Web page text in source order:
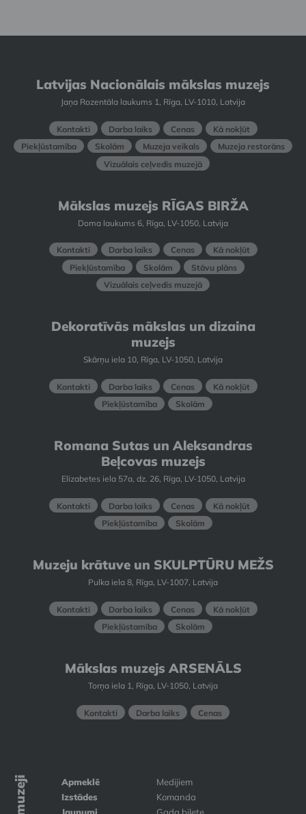
Latvijas Nacionālais mākslas muzejs
Jaņa Rozentāla laukums 1, Rīga, LV-1010, Latvija
Kontakti Darba laiks Cenas
Kā nokļūt
Piekļūstamība
Skolām Muzeja veikals
Muzeja restorāns
Vizuālais ceļvedis muzejā
Mākslas muzejs RĪGAS BIRŽA
Doma laukums 6, Rīga, LV-1050, Latvija
Kontakti Darba laiks Cenas
Kā nokļūt
Piekļūstamība
Skolām
Stāvu plāns
Vizuālais ceļvedis muzejā
Dekoratīvās mākslas un dizaina
muzejs
Skārņu iela 10, Rīga, LV-1050, Latvija
Kontakti Darba laiks Cenas
Kā nokļūt
Piekļūstamība
Skolām
Romana Sutas un Aleksandras
Beļcovas muzejs
Elizabetes iela 57a, dz. 26, Rīga, LV-1050, Latvija
Kontakti Darba laiks Cenas
Kā nokļūt
Piekļūstamība
Skolām
Muzeju krātuve un SKULPTŪRU MEŽS
Pulka iela 8, Rīga, LV-1007, Latvija
Kontakti Darba laiks Cenas
Kā nokļūt
Piekļūstamība
Skolām
Mākslas muzejs ARSENĀLS
Torņa iela 1, Rīga, LV-1050, Latvija
Kontakti Darba laiks Cenas
Apmeklē
Izstādes
Medijiem
Komanda